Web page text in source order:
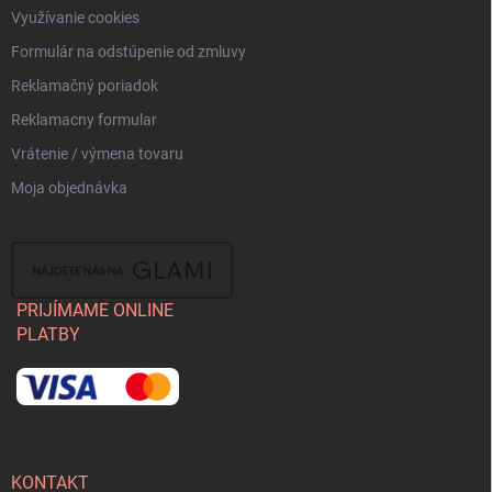
Využívanie cookies
Formulár na odstúpenie od zmluvy
Reklamačný poriadok
Reklamacny formular
Vrátenie / výmena tovaru
Moja objednávka
PRIJÍMAME ONLINE
PLATBY
KONTAKT